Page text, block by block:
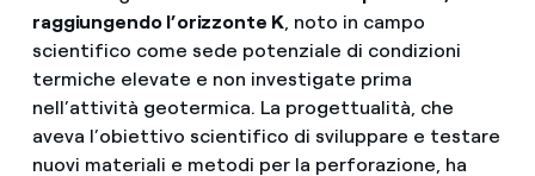
raggiungendo l’orizzonte K, noto in campo
scientifico come sede potenziale di condizioni
termiche elevate e non investigate prima
nell’attività geotermica. La progettualità, che
aveva l’obiettivo scientifico di sviluppare e testare
nuovi materiali e metodi per la perforazione, ha